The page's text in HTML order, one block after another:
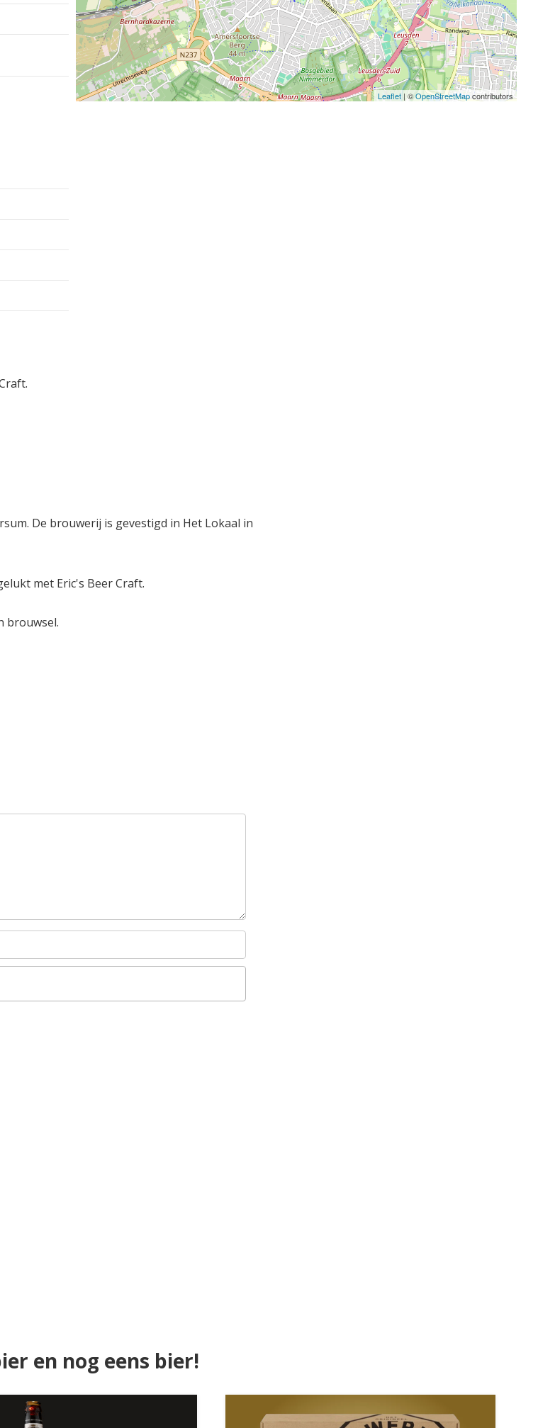
Leaflet | ©OpenStreetMapcontributors
De brouwerij is gevestigd in Het Lokaal in
met Eric's Beer Craft.
brouwsel.
en nog eens bier!